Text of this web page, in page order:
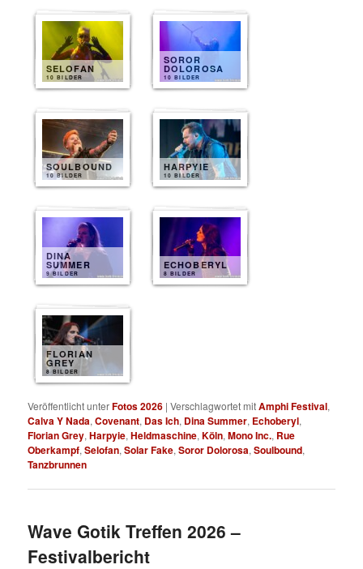
SELOFAN
10 BILDER
SOROR
DOLOROSA
10 BILDER
SOULBOUND
10 BILDER
HARPYIE
10 BILDER
DINA
SUMMER
9 BILDER
ECHOBERYL
8 BILDER
FLORIAN
GREY
8 BILDER
Veröffentlicht unterFotos 2026 |Verschlagwortet mitAmphi Festival,
Calva Y Nada,Covenant, Das Ich, Dina Summer, Echoberyl,
Florian Grey,Harpyie,Heldmaschine,Köln,Mono Inc., Rue
Oberkampf,Selofan,Solar Fake,Soror Dolorosa,Soulbound,
Tanzbrunnen
Wave Gotik Treffen 2026 –
Festivalbericht